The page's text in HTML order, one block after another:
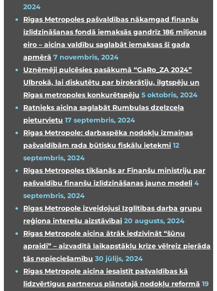
2024
Rīgas Metropoles pašvaldības nākamgad finanšu
izlīdzināšanas fondā iemaksās gandrīz 186 miljonus
eiro – aicina valdību saglabāt iemaksas šī gada
apmērā 7 novembris, 2024
Uzņēmēji pulcēsies pasākumā “GaRo_ZA 2024”
Ulbrokā, lai diskutētu par birokrātiju, ilgtspēju un
Rīgas metropoles konkurētspēju 5 oktobris, 2024
Ratnieks aicina saglabāt Rumbulas dzelzceļa
pieturvietu 17 septembris, 2024
Rīgas Metropole: darbaspēka nodokļu izmaiņas
pašvaldībām rada būtisku fiskālu ietekmi 12
septembris, 2024
Rīgas Metropoles tikšanās ar Finanšu ministriju par
pašvaldību finanšu izlīdzināšanas jauno modeli 4
septembris, 2024
Rīgas Metropole izveidojusi Izglītības darba grupu
reģiona interešu aizstāvībai 20 augusts, 2024
Rīgas Metropole aicina ātrāk iedzīvināt “šūnu
apraidi” – aizvadītā laikapstākļu krīze vēlreiz pierāda
tās nepieciešamību 30 jūlijs, 2024
Rīgas Metropole aicina iesaistīt pašvaldības kā
līdzvērtīgus partnerus plānotajā nodokļu reformā 19